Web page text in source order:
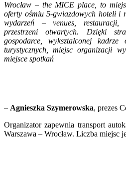
Wrocław – the MICE place, to
oferty ośmiu 5-gwiazdowych hoteli i
wydarzeń – venues, restauracji,
przestrzeni otwartych. Dzięki
gospodarce, wykształconej
turystycznych, miejsc organizacji
miejsce spotkań
– Agnieszka Szymerowska, prezes
Organizator zapewnia transport
Warszawa – Wrocław. Liczba miejsc